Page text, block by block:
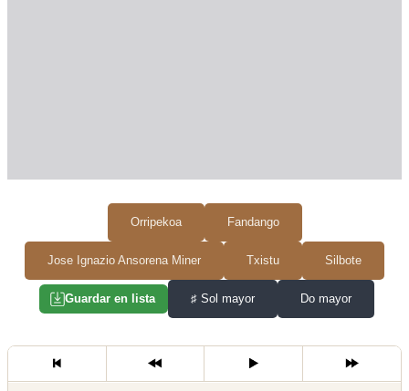
Orripekoa Fandango
Jose Ignazio Ansorena Miner Txistu Silbote
Guardar en lista ♯ Sol mayor Do mayor